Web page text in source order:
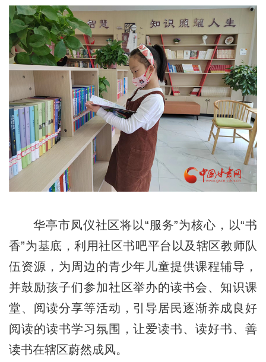
华亭市凤仪社区将以“服务”为核心，以“书
香”为基底，利用社区书吧平台以及辖区教师队
伍资源，为周边的青少年儿童提供课程辅导，
并鼓励孩子们参加社区举办的读书会、知识课
堂、阅读分享等活动，引导居民逐渐养成良好
阅读的读书学习氛围，让爱读书、读好书、善
读书在辖区蔚然成风。